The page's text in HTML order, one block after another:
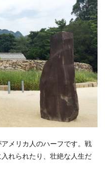
メリカ人のハーフです。戦
れられたり、壮絶な人生だ